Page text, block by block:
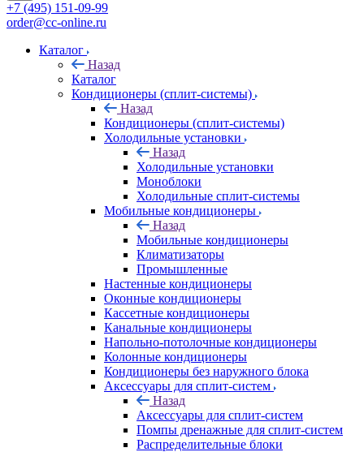
+7 (495) 151-09-99
order@cc-online.ru
Каталог
Назад
Каталог
Кондиционеры (сплит-системы)
Назад
Кондиционеры (сплит-системы)
Холодильные установки
Назад
Холодильные установки
Моноблоки
Холодильные сплит-системы
Мобильные кондиционеры
Назад
Мобильные кондиционеры
Климатизаторы
Промышленные
Настенные кондиционеры
Оконные кондиционеры
Кассетные кондиционеры
Канальные кондиционеры
Напольно-потолочные кондиционеры
Колонные кондиционеры
Кондиционеры без наружного блока
Аксессуары для сплит-систем
Назад
Аксессуары для сплит-систем
Помпы дренажные для сплит-систем
Распределительные блоки